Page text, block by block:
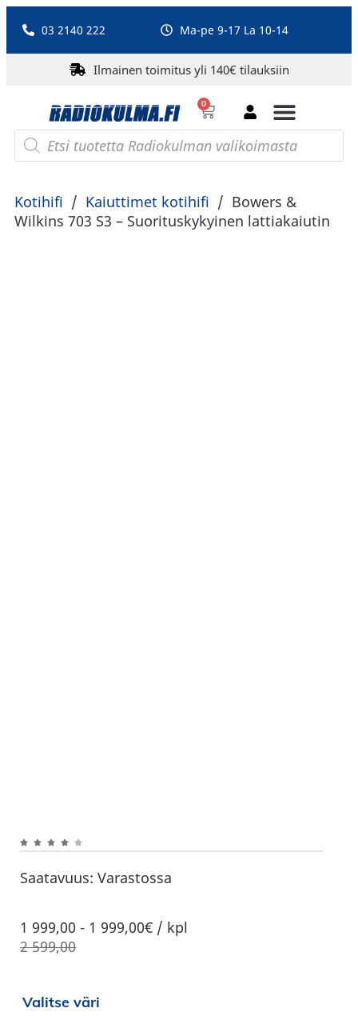
03 2140 222 Ma-pe 9-17 La 10-14
Ilmainen toimitus yli 140€ tilauksiin
0
Kotihifi / Kaiuttimet kotihifi / Bowers &
Wilkins 703 S3 – Suorituskykyinen lattiakaiutin
Saatavuus: Varastossa
1 999,00 - 1 999,00€ / kpl
2 599,00
Valitse väri